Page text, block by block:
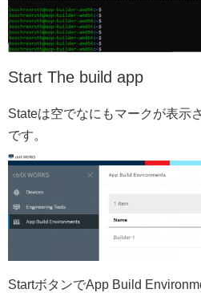
Start The build app
Stateは空でなにもマークが表示
です。
StartボタンでApp Build